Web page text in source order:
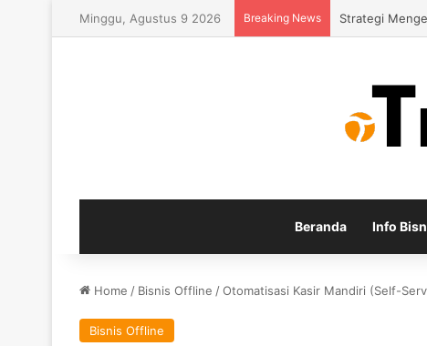
Minggu, Agustus 9 2026 Breaking News Strategi
Beranda Info
Home / Bisnis Offline /Otomatisasi Kasir Mandiri (Self-
Bisnis Offline